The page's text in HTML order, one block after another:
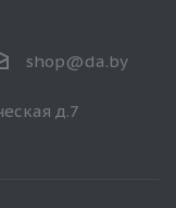
shop@da.by
д.7